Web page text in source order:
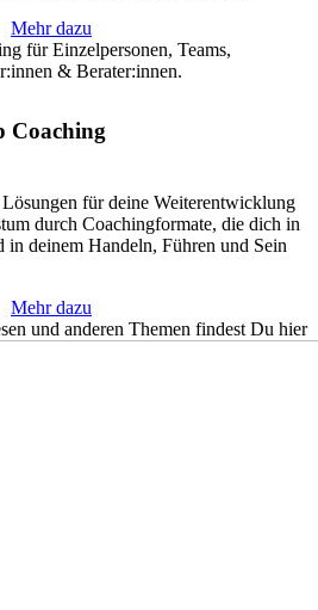
Mehr dazu
Coaching
für deine Weiterentwicklung
durch Coachingformate, die dich in
in deinem Handeln, Führen und Sein
Mehr dazu
und anderen Themen findest Du hier